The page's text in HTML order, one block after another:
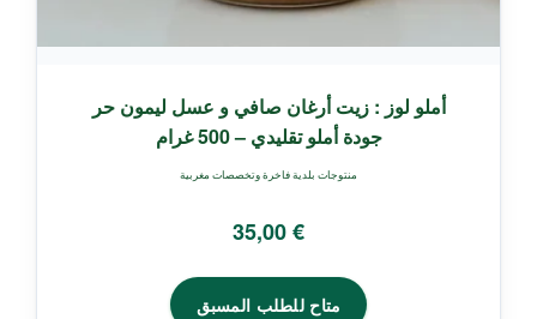
أملو لوز : زيت أرغان صافي و عسل ليمون حر
جودة أملو تقليدي – 500 غرام
منتوجات بلدية فاخرة وتخصصات مغربية
35,00€
متاح للطلب المسبق